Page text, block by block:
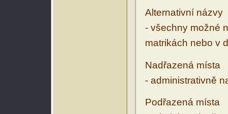
Alternativní názvy
- všechny možné
matrikách nebo v
Nadřazená místa
- administrativně
Podřazená místa